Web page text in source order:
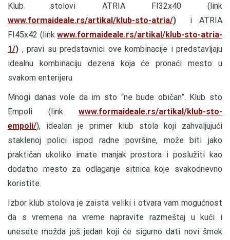
Klub stolovi ATRIA FI32x40 (link
www.formaideale.rs/artikal/klub-sto-atria/) i ATRIA
FI45x42 (link www.formaideale.rs/artikal/klub-sto-atria-
1/) , pravi su predstavnici ove kombinacije i predstavljaju
idealnu kombinaciju dezena koja će pronaći mesto u
svakom enterijeru
Mnogi danas vole da im sto “ne bude običan”. Klub sto
Empoli (link www.formaideale.rs/artikal/klub-sto-
empoli/), idealan je primer klub stola koji zahvaljujući
staklenoj polici ispod radne površine, može biti jako
praktičan ukoliko imate manjak prostora i poslužiti kao
dodatno mesto za odlaganje sitnica koje svakodnevno
koristite.
Izbor klub stolova je zaista veliki i otvara vam mogućnost
da s vremena na vreme napravite razmeštaj u kući i
unesete možda još jedan koji će sigurno dati novi šmek